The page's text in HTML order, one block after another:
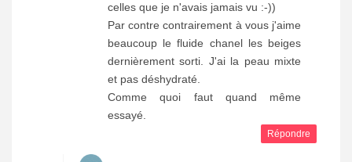
celles que je n'avais jamais vu :-))
Par contre contrairement à vous j'aime
beaucoup le fluide chanel les beiges
dernièrement sorti. J'ai la peau mixte
et pas déshydraté.
Comme quoi faut quand même
essayé.
Répondre